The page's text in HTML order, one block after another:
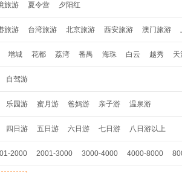
旅游 夏令营 夕阳红
旅游 台湾旅游 北京旅游 西安旅游 澳门旅游
山西旅游 陕西旅游 安徽旅游 湖南旅游 湖北
增城 花都 荔湾 番禺 海珠 白云 越秀 天
自驾游
乐园游 蜜月游 爸妈游 亲子游 温泉游
四日游 五日游 六日游 七日游 八日游以上
2000 2001-3000 3000-4000 4000-8000